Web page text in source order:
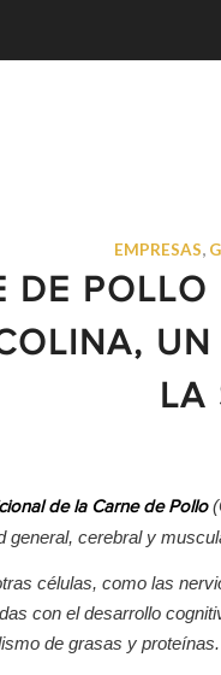
EMPRESAS,
DE
LA
de la Carne de Pollo
general, cerebral y
células, como las
con el desarrollo
de grasas y proteínas.